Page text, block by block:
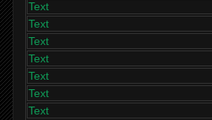
Text
Text
Text
Text
Text
Text
Text